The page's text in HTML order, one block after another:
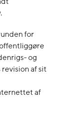
for
og
af sit
af